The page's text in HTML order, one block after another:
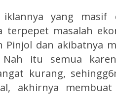
iklannya yang masif
terpepet masalah
Pinjol dan akibatnya
itu semua
kurang,
akhirnya